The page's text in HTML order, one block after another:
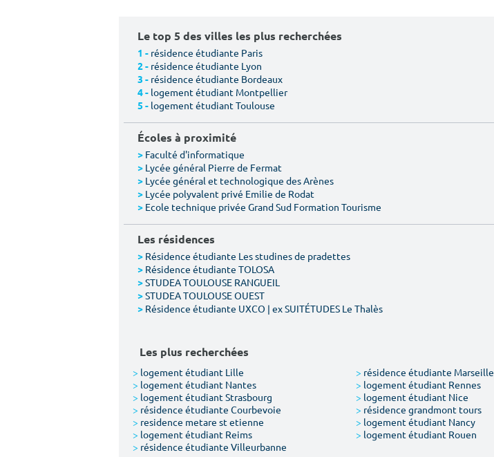
Le top 5 des villes les plus recherchées
1 - résidence étudiante Paris
2 - résidence étudiante Lyon
3 - résidence étudiante Bordeaux
4 - logement étudiant Montpellier
5 - logement étudiant Toulouse
Écoles à proximité
> Faculté d'informatique
> Lycée général Pierre de Fermat
> Lycée général et technologique des Arènes
> Lycée polyvalent privé Emilie de Rodat
> Ecole technique privée Grand Sud Formation Tourisme
Les résidences
> Résidence étudiante Les studines de pradettes
> Résidence étudiante TOLOSA
>STUDEA TOULOUSE RANGUEIL
>STUDEA TOULOUSE OUEST
> Résidence étudiante UXCO | ex SUITÉTUDES Le Thalès
Les plus recherchées
> logement étudiant Lille > résidence étudiante Marseille
> logement étudiant Nantes > logement étudiant Rennes
> logement étudiant Strasbourg > logement étudiant Nice
> résidence étudiante Courbevoie > résidence grandmont tours
> residence metare st etienne > logement étudiant Nancy
> logement étudiant Reims > logement étudiant Rouen
> résidence étudiante Villeurbanne